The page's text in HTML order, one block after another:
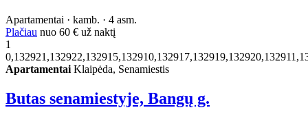
Apartamentai · kamb. · 4 asm.
Plačiau nuo 60 € už naktį
1
Apartamentai Klaipėda, Senamiestis
Butas senamiestyje, Bangų g.